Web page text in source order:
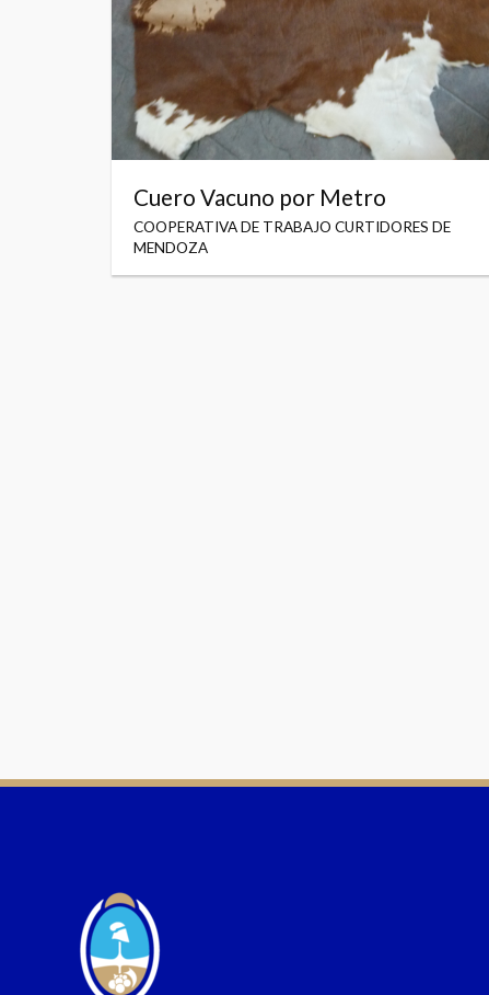
Cuero Vacuno por Metro
COOPERATIVA DE TRABAJO CURTIDORES DE
MENDOZA